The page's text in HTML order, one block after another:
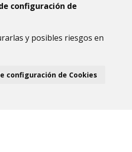
configuración de
y posibles riesgos en
configuración de Cookies